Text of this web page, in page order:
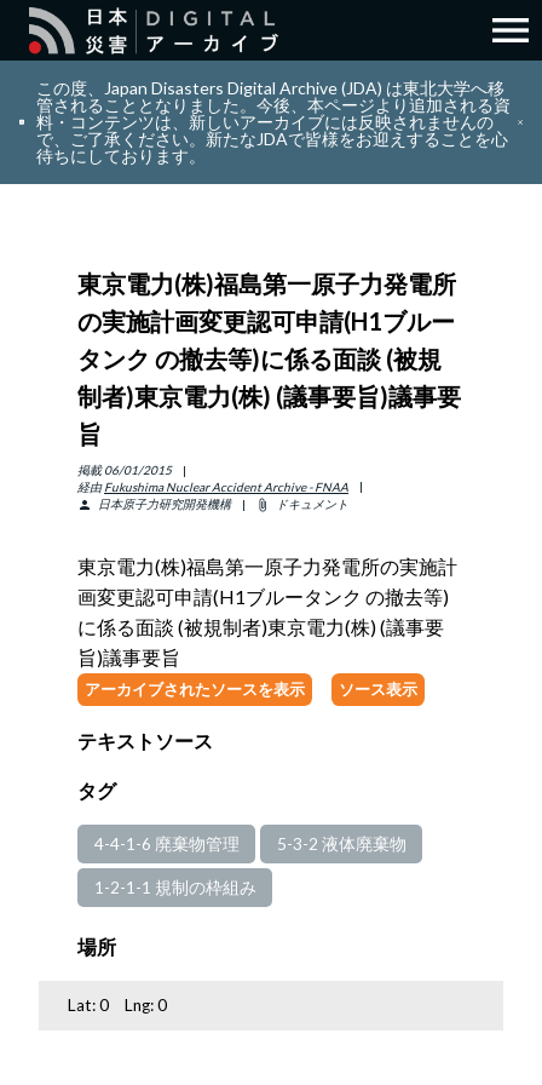
search 検索
layers コレクション
info_outline リソース
アバウト
menu
この度、Japan Disasters Digital Archive (JDA) は東北大学へ移
管されることとなりました。今後、本ページより追加される資
料・コンテンツは、新しいアーカイブには反映されませんの
で、ご了承ください。新たなJDAで皆様をお迎えすることを心
待ちにしております。
東京電力(株)福島第一原子力発電所
の実施計画変更認可申請(H1ブルー
タンク の撤去等)に係る面談 (被規
制者)東京電力(株) (議事要旨)議事要
旨
掲載 06/01/2015
経由 Fukushima Nuclear Accident Archive - FNAA
person
日本原子力研究開発機構 attach_file ドキュメント
東京電力(株)福島第一原子力発電所の実施計
画変更認可申請(H1ブルータンク の撤去等)
に係る面談 (被規制者)東京電力(株) (議事要
旨)議事要旨
アーカイブされたソースを表示 ソース表示
テキストソース
タグ
4-4-1-6 廃棄物管理 5-3-2 液体廃棄物
1-2-1-1 規制の枠組み
場所
Lat:0 Lng:0